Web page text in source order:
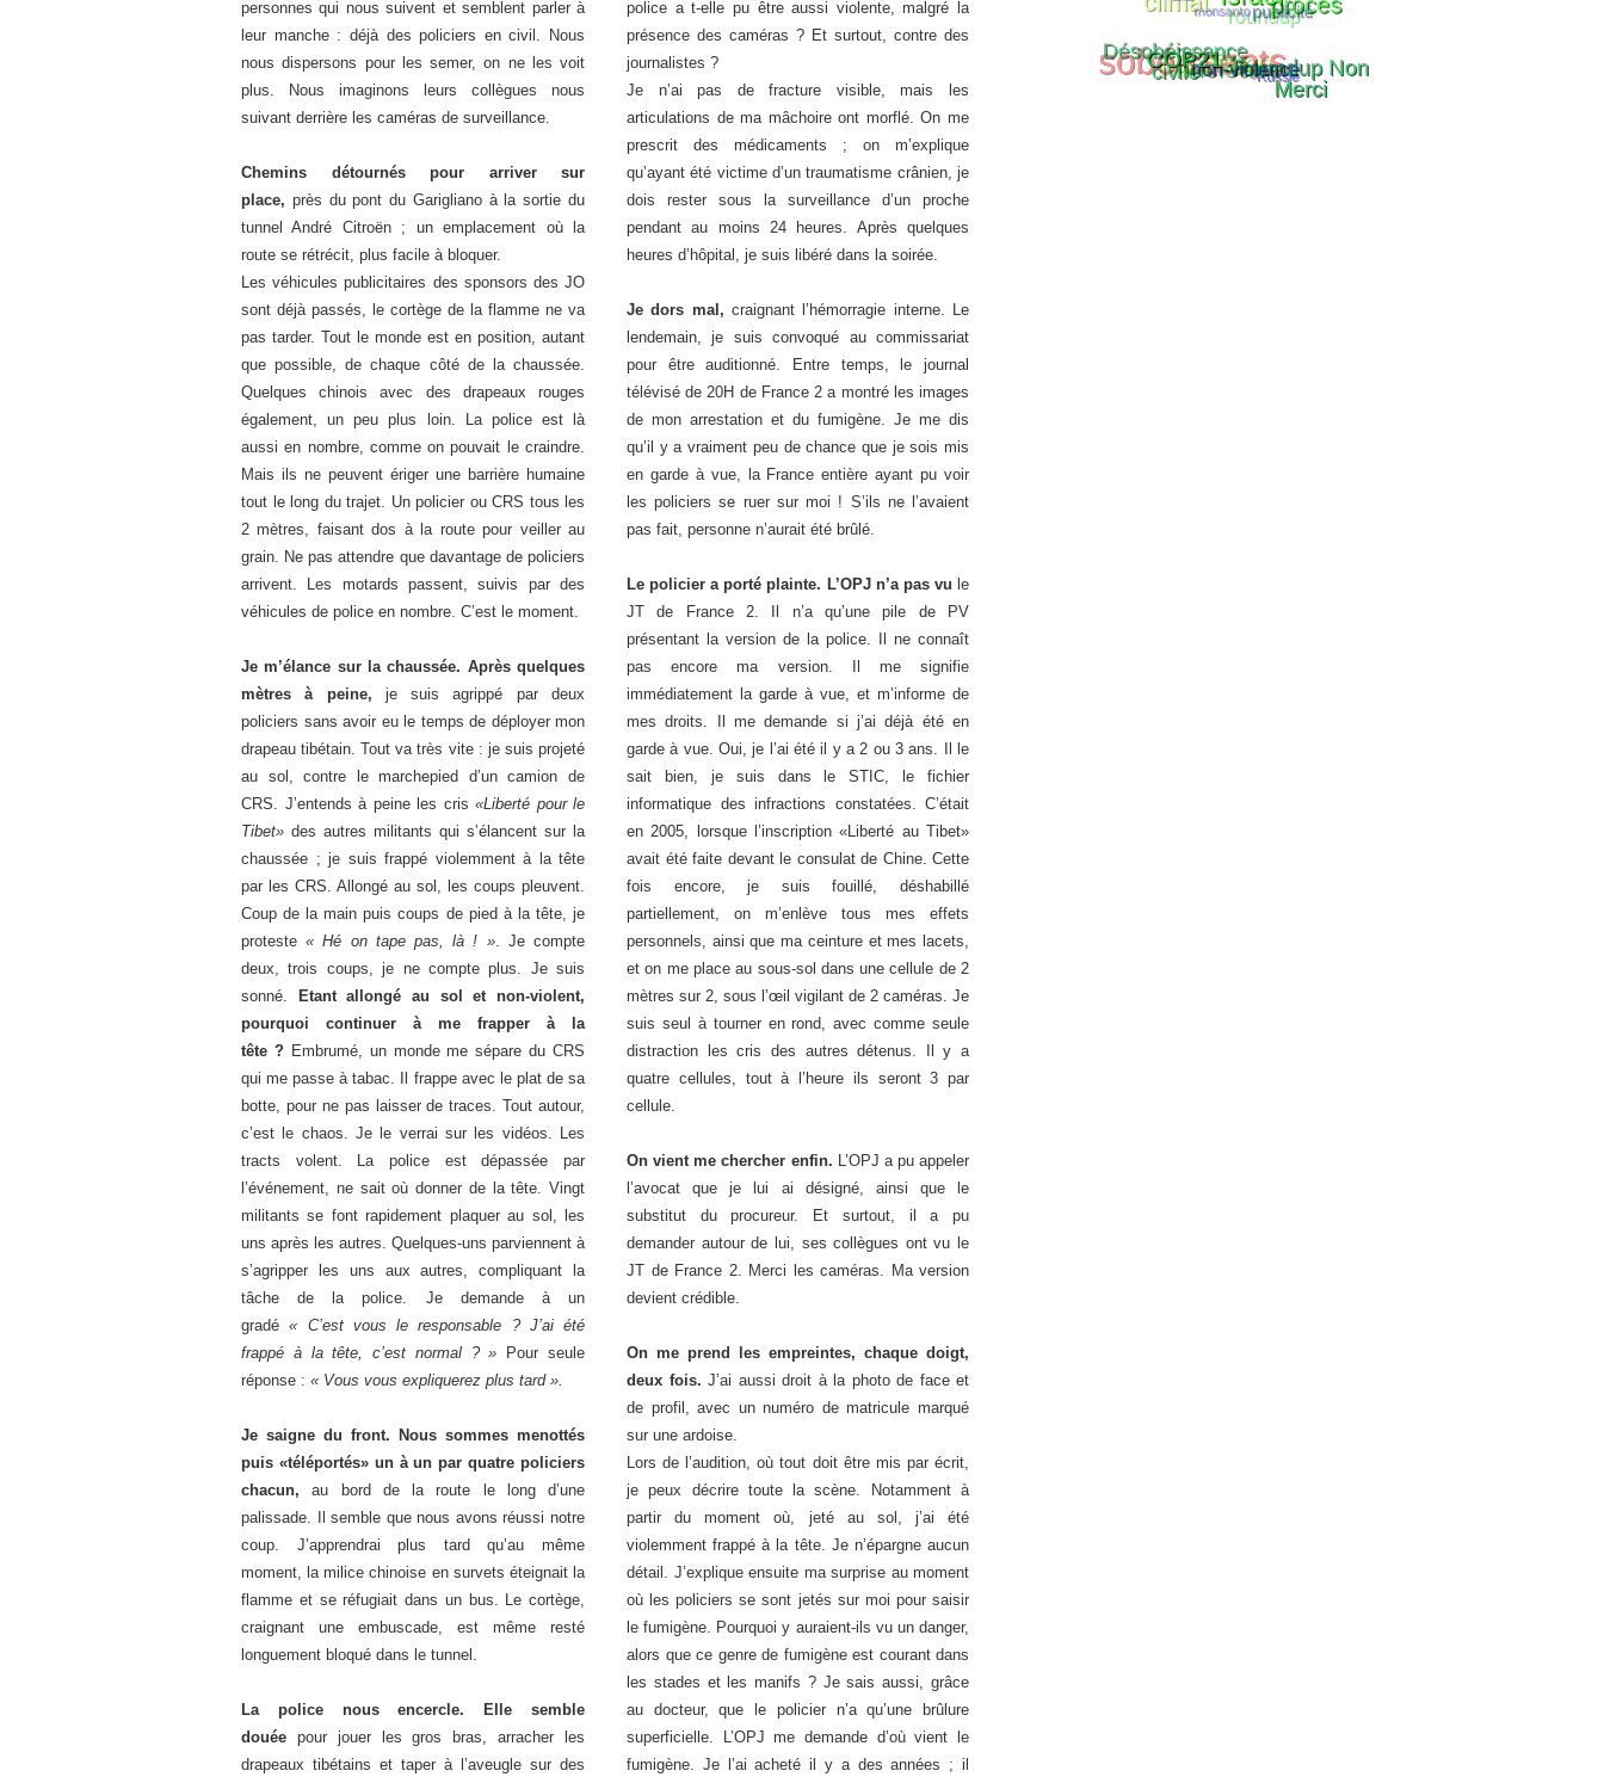
personnes qui nous suivent et semblent parler à
leur manche : déjà des policiers en civil. Nous
nous dispersons pour les semer, on ne les voit
plus. Nous imaginons leurs collègues nous
suivant derrière les caméras de surveillance.
Chemins détournés pour arriver sur
place, près du pont du Garigliano à la sortie du
tunnel André Citroën ; un emplacement où la
route se rétrécit, plus facile à bloquer.
Les véhicules publicitaires des sponsors des JO
sont déjà passés, le cortège de la flamme ne va
pas tarder. Tout le monde est en position, autant
que possible, de chaque côté de la chaussée.
Quelques chinois avec des drapeaux rouges
également, un peu plus loin. La police est là
aussi en nombre, comme on pouvait le craindre.
Mais ils ne peuvent ériger une barrière humaine
tout le long du trajet. Un policier ou CRS tous les
2 mètres, faisant dos à la route pour veiller au
grain. Ne pas attendre que davantage de policiers
arrivent. Les motards passent, suivis par des
véhicules de police en nombre. C’est le moment.
Je m’élance sur la chaussée. Après quelques
mètres à peine, je suis agrippé par deux
policiers sans avoir eu le temps de déployer mon
drapeau tibétain. Tout va très vite : je suis projeté
au sol, contre le marchepied d’un camion de
CRS. J’entends à peine les cris «Liberté pour le
Tibet» des autres militants qui s’élancent sur la
chaussée ; je suis frappé violemment à la tête
par les CRS. Allongé au sol, les coups pleuvent.
Coup de la main puis coups de pied à la tête, je
proteste« Hé on tape pas, là ! ». Je compte
deux, trois coups, je ne compte plus. Je suis
sonné.
Etant allongé au sol et non-violent,
pourquoi continuer à me frapper à la
tête ?Embrumé, un monde me sépare du CRS
qui me passe à tabac. Il frappe avec le plat de sa
botte, pour ne pas laisser de traces. Tout autour,
c’est le chaos. Je le verrai sur les vidéos. Les
tracts volent. La police est dépassée par
l’événement, ne sait où donner de la tête. Vingt
militants se font rapidement plaquer au sol, les
uns après les autres. Quelques-uns parviennent à
s’agripper les uns aux autres, compliquant la
tâche de la police. Je demande à un
gradé« C’est vous le responsable ? J’ai été
frappé à la tête, c’est normal ? » Pour seule
réponse : « Vous vous expliquerez plus tard ».
Je saigne du front. Nous sommes menottés
puis «téléportés» un à un par quatre policiers
chacun, au bord de la route le long d’une
palissade. Il semble que nous avons réussi notre
coup. J’apprendrai plus tard qu’au même
moment, la milice chinoise en survets éteignait la
flamme et se réfugiait dans un bus. Le cortège,
craignant une embuscade, est même resté
longuement bloqué dans le tunnel.
La police nous encercle.
Elle semble
douée pour jouer les gros bras, arracher les
drapeaux tibétains et taper à l’aveugle sur des
police a t-elle pu être aussi violente, malgré la
présence des caméras ? Et surtout, contre des
journalistes ?
Je n’ai pas de fracture visible, mais les
articulations de ma mâchoire ont morflé. On me
prescrit des médicaments ; on m’explique
qu’ayant été victime d’un traumatisme crânien, je
dois rester sous la surveillance d’un proche
pendant au moins 24 heures. Après quelques
heures d’hôpital, je suis libéré dans la soirée.
Je dors mal, craignant l’hémorragie interne. Le
lendemain, je suis convoqué au commissariat
pour être auditionné. Entre temps, le journal
télévisé de 20H de France 2 a montré les images
de mon arrestation et du fumigène. Je me dis
qu’il y a vraiment peu de chance que je sois mis
en garde à vue, la France entière ayant pu voir
les policiers se ruer sur moi ! S’ils ne l’avaient
pas fait, personne n’aurait été brûlé.
Le policier a porté plainte. L’OPJ n’a pas vu le
JT de France 2. Il n’a qu’une pile de PV
présentant la version de la police. Il ne connaît
pas encore ma version. Il me signifie
immédiatement la garde à vue, et m’informe de
mes droits. Il me demande si j’ai déjà été en
garde à vue. Oui, je l’ai été il y a 2 ou 3 ans. Il le
sait bien, je suis dans le STIC, le fichier
informatique des infractions constatées. C’était
en 2005, lorsque l’inscription «Liberté au Tibet»
avait été faite devant le consulat de Chine. Cette
fois encore, je suis fouillé, déshabillé
partiellement, on m’enlève tous mes effets
personnels, ainsi que ma ceinture et mes lacets,
et on me place au sous-sol dans une cellule de 2
mètres sur 2, sous l’œil vigilant de 2 caméras. Je
suis seul à tourner en rond, avec comme seule
distraction les cris des autres détenus. Il y a
quatre cellules, tout à l’heure ils seront 3 par
cellule.
On vient me chercher enfin. L’OPJ a pu appeler
l’avocat que je lui ai désigné, ainsi que le
substitut du procureur. Et surtout, il a pu
demander autour de lui, ses collègues ont vu le
JT de France 2. Merci les caméras. Ma version
devient crédible.
On me prend les empreintes, chaque doigt,
deux fois. J’ai aussi droit à la photo de face et
de profil, avec un numéro de matricule marqué
sur une ardoise.
Lors de l’audition, où tout doit être mis par écrit,
je peux décrire toute la scène. Notamment à
partir du moment où, jeté au sol, j’ai été
violemment frappé à la tête. Je n’épargne aucun
détail. J’explique ensuite ma surprise au moment
où les policiers se sont jetés sur moi pour saisir
le fumigène. Pourquoi y auraient-ils vu un danger,
alors que ce genre de fumigène est courant dans
les stades et les manifs ? Je sais aussi, grâce
au docteur, que le policier n’a qu’une brûlure
superficielle. L’OPJ me demande d’où vient le
fumigène. Je l’ai acheté il y a des années ; il